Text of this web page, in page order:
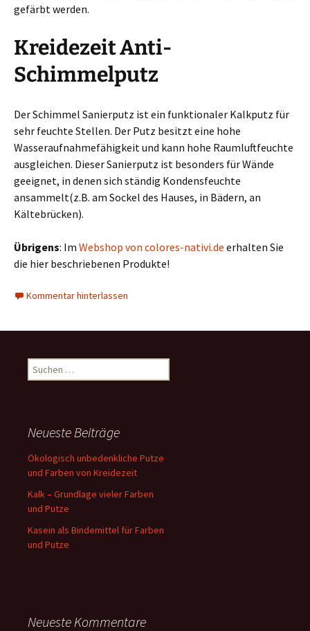
gefärbt werden.
Kreidezeit Anti-
Schimmelputz
Der Schimmel Sanierputz ist ein funktionaler Kalkputz für
sehr feuchte Stellen. Der Putz besitzt eine hohe
Wasseraufnahmefähigkeit und kann hohe Raumluftfeuchte
ausgleichen. Dieser Sanierputz ist besonders für Wände
geeignet, in denen sich ständig Kondensfeuchte
ansammelt(z.B. am Sockel des Hauses, in Bädern, an
Kältebrücken).
Übrigens: Im Webshop von colores-nativi.de erhalten Sie
die hier beschriebenen Produkte!
Kommentar hinterlassen
Suchen
nach:
Neueste Beiträge
Ökologisch unbedenkliche Putze
und Farben von Kreidezeit
Kalk – Grundlage vieler Farben
und Putze
Kasein als Bindemittel für Farben
und Putze
Neueste Kommentare